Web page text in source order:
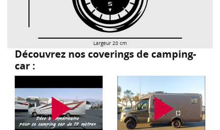
Largeur 20 cm
Découvrez nos coverings de camping-
car :
play_arrow play_arrow